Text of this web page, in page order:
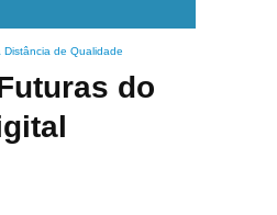
Distância de Qualidade
do